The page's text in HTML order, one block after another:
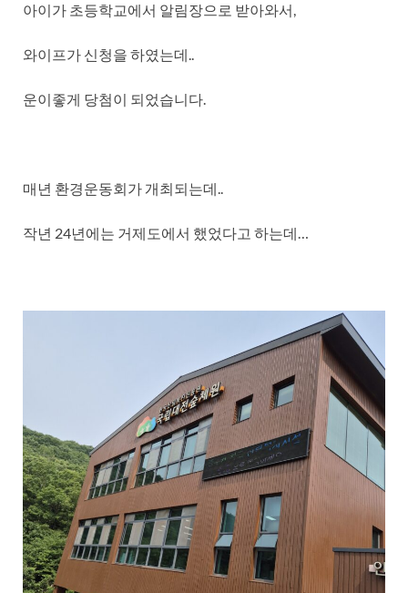
아이가 초등학교에서 알림장으로 받아와서,
와이프가 신청을 하였는데..
운이좋게 당첨이 되었습니다.
매년 환경운동회가 개최되는데..
작년 24년에는 거제도에서 했었다고 하는데…